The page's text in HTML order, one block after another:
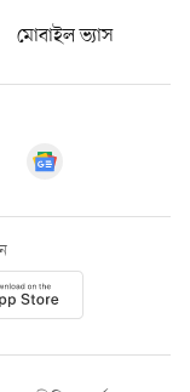
মোবাইল ভ্যাস